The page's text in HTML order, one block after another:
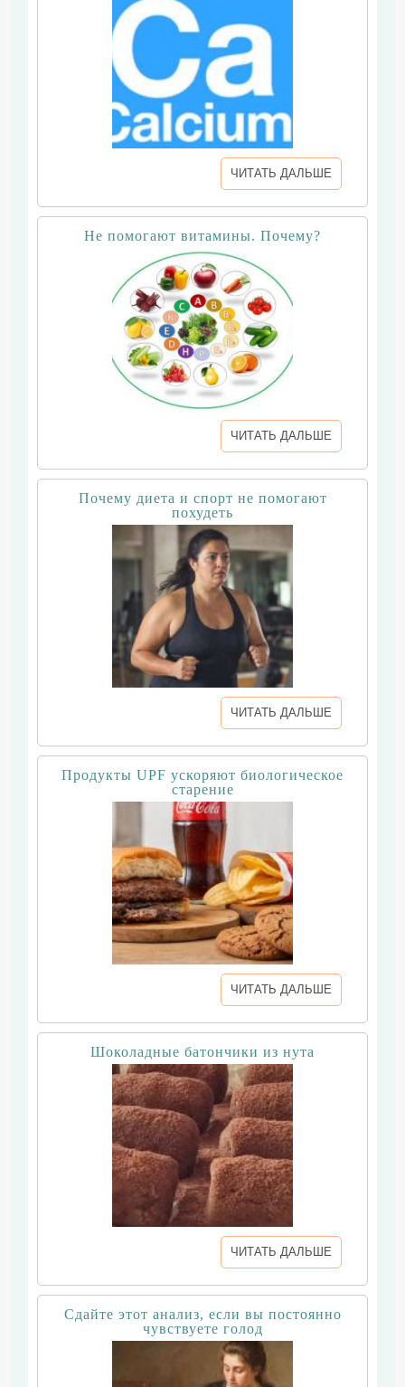
ЧИТАТЬ ДАЛЬШЕ
Не помогают витамины. Почему?
ЧИТАТЬ ДАЛЬШЕ
Почему диета и спорт не помогают
похудеть
ЧИТАТЬ ДАЛЬШЕ
Продукты UPF ускоряют биологическое
старение
ЧИТАТЬ ДАЛЬШЕ
Шоколадные батончики из нута
ЧИТАТЬ ДАЛЬШЕ
Сдайте этот анализ, если вы постоянно
чувствуете голод